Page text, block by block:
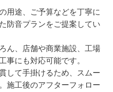
用途、ご予算などを丁寧に
防音プランをご提案してい
ん、店舗や商業施設、工場
事にも対応可能です。
して手掛けるため、スムー
施工後のアフターフォロー